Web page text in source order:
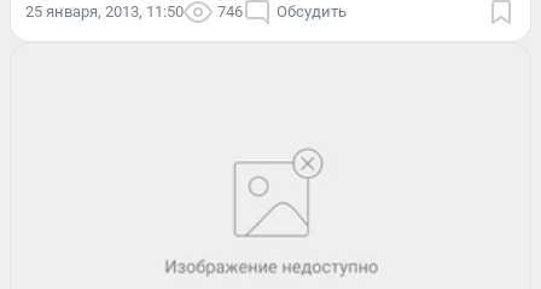
25 января, 2013, 11:50 746 Обсудить